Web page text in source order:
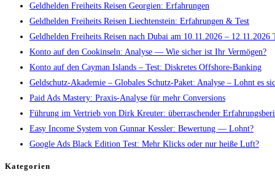
Geldhelden Freiheits Reisen Georgien: Erfahrungen
Geldhelden Freiheits Reisen Liechtenstein: Erfahrungen & Test
Geldhelden Freiheits Reisen nach Dubai am 10.11.2026 – 12.11.2026
Konto auf den Cookinseln: Analyse — Wie sicher ist Ihr Vermögen?
Konto auf den Cayman Islands – Test: Diskretes Offshore-Banking
Geldschutz-Akademie – Globales Schutz-Paket: Analyse – Lohnt es
Paid Ads Mastery: Praxis-Analyse für mehr Conversions
Führung im Vertrieb von Dirk Kreuter: überraschender
Easy Income System von Gunnar Kessler: Bewertung — Lohnt?
Google Ads Black Edition Test: Mehr Klicks oder nur heiße Luft?
Kategorien